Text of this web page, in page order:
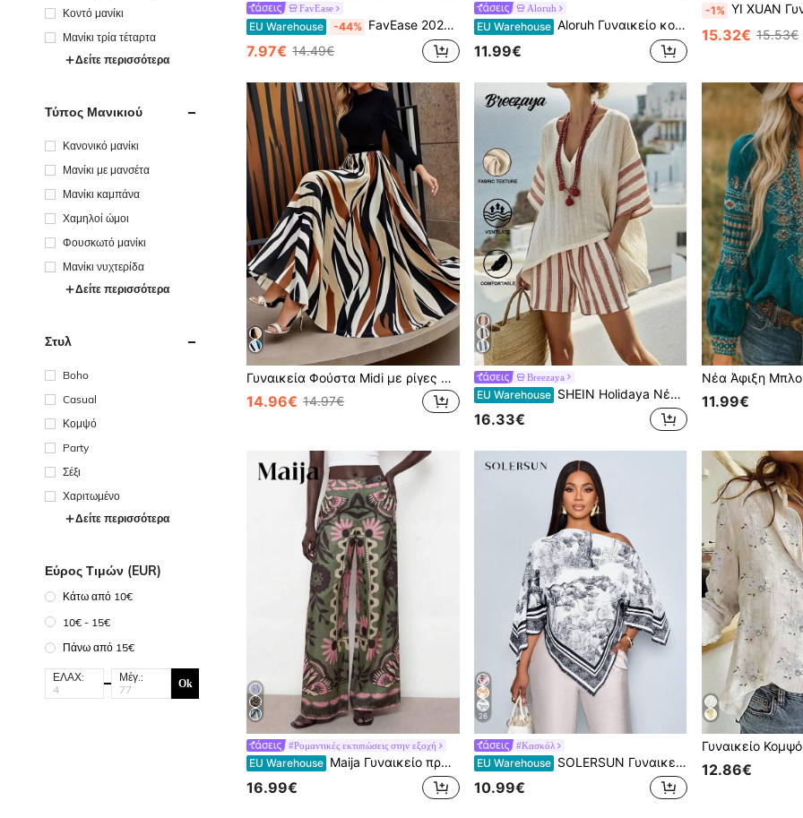
Κοντό μανίκι
Μανίκι τρία τέταρτα
Δείτε περισσότερα
Τύπος Μανικιού
Κανονικό μανίκι
Μανίκι με μανσέτα
Μανίκι καμπάνα
Χαμηλοί ώμοι
Φουσκωτό μανίκι
Μανίκι νυχτερίδα
Δείτε περισσότερα
Στυλ
Boho
Casual
Κομψό
Party
Σέξι
Χαριτωμένο
Δείτε περισσότερα
Εύρος Τιμών (EUR)
Κάτω από 10€
10€ - 15€
Πάνω από 15€
ΕΛΑΧ: Μέγ.: Ok
FavEase
EU Warehouse -44% FavEase 2026 Νέο μαλακό βαμβακερό παντελόνι casual με χαλαρή μέση, γυναικείο χαμηλοκάβαλο μονόχρωμο παντελόνι σε ίσια γραμμή, ανοιχτό πορτοκαλί
7.97€ 14.49€
Aloruh
EU Warehouse Aloruh Γυναικείο κομψό ρομαντικό τοπ με δέσιμο και στρώσεις με βολάν, ανοιχτό κίτρινο χρώμα για διακοπές/ραντεβού
11.99€
-1% YI XUAN Γυναικείο vintage μποέμ με μακριά μανίκια
15.32€ 15.53€
Γυναικεία Φούστα Midi με ρίγες σε χρωματιστό μοτίβο, κομψή, μποέμικη, γιορτινή, καλοκαιρινή
14.96€ 14.97€
Breezaya
EU Warehouse SHEIN Holidaya Νέο γυναικείο σετ 2 τεμαχίων με V λαιμόκοψη και ριγέ slip-up σορτς με μανίκια και ψηλή μέση, γυναικεία σετ ρούχων διακοπών, γυναικεία καλοκαιρινά ρούχα 2 τεμαχίων, casual γυναικεία καλοκαιρινά ρούχα, γυναικεία ρούχα διακοπών για γυναίκες, γυναικεία καλοκαιρινά ρούχα 2 τεμαχίων, casual γυναικεία ρούχα, γυναικεία ρούχα για την παραλία, γυναικεία καλοκαιρινά ρούχα, παράκτια κομψά ρούχα, γυναικεία ρούχα 2 τεμαχίων, casual ντύσιμο παραλίας για γυναίκες
16.33€
11.99€
#Ρομαντικές εκτυπώσεις στην εξοχή
EU Warehouse Maija Γυναικείο πράσινο καλοκαιρινό μποέμ παντελόνι με λουλούδια, χαλαρό, με ψηλή μέση, για διακοπές και καθημερινό στυλ, με πλάγιες τσέπες, μπροστινό κουμπί και φερμουάρ, για παραλία
16.99€
26
#Κασκόλ
EU Warehouse SOLERSUN Γυναικεία Μπλούζα Φθινόπωρο-Χειμώνας Casual Κομψή Μπλούζα με Ασύμμετρο Στάμπα και Μακρυμάνικο Στάμπα με Ασύμμετρο Στάμπα, Μοντέρνα Vintage Μπλούζες με Μανίκια Νυχτερίδας και Ηλιοβασίλεμα, Νέα Άφιξη, Ευέλικτο, Φθινόπωρο-Χειμώνας, Καθημερινές Μετακινήσεις, Έξοδος
10.99€
12.86€